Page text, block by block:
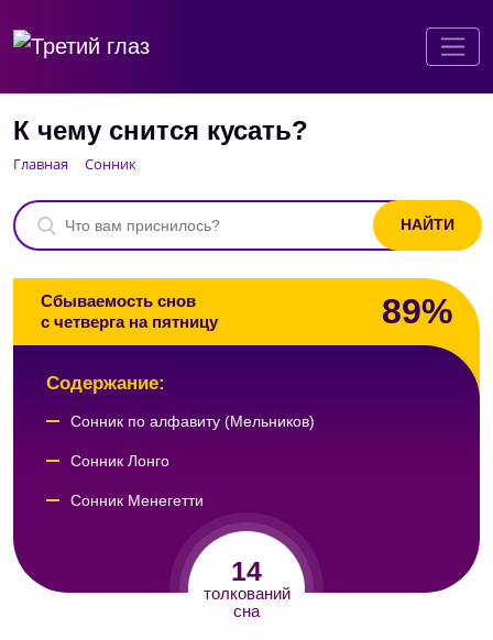
К чему снится кусать?
Главная Сонник
Сбываемость снов
с четверга на пятницу
89%
14
толкований
сна
Содержание:
Сонник по алфавиту (Мельников)
Сонник Лонго
Сонник Менегетти
Сонник Кассандры